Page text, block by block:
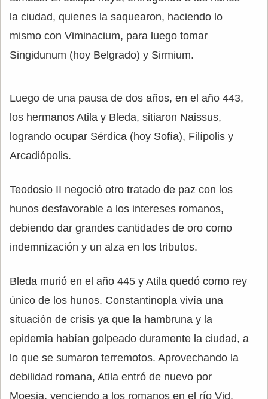
la ciudad, quienes la saquearon, haciendo lo
mismo con Viminacium, para luego tomar
Singidunum (hoy Belgrado) y Sirmium.
Luego de una pausa de dos años, en el año 443,
los hermanos Atila y Bleda, sitiaron Naissus,
logrando ocupar Sérdica (hoy Sofía), Filípolis y
Arcadiópolis.
Teodosio II negoció otro tratado de paz con los
hunos desfavorable a los intereses romanos,
debiendo dar grandes cantidades de oro como
indemnización y un alza en los tributos.
Bleda murió en el año 445 y Atila quedó como rey
único de los hunos. Constantinopla vivía una
situación de crisis ya que la hambruna y la
epidemia habían golpeado duramente la ciudad, a
lo que se sumaron terremotos. Aprovechando la
debilidad romana, Atila entró de nuevo por
Moesia, venciendo a los romanos en el río Vid.